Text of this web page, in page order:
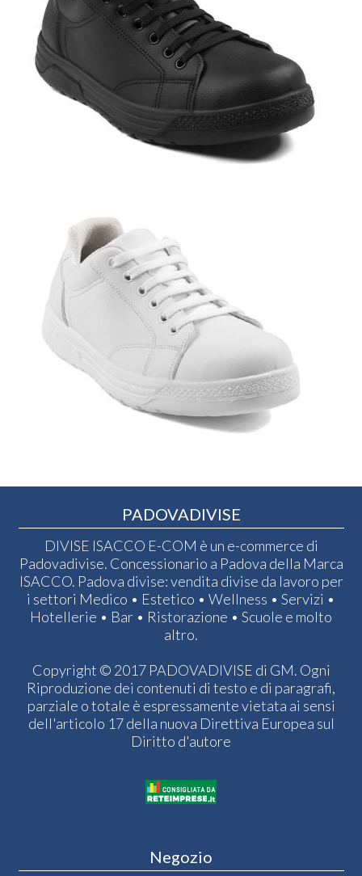
PADOVADIVISE
DIVISE ISACCO E-COM è un e-commerce di
Padovadivise. Concessionario a Padova della Marca
ISACCO. Padova divise: vendita divise da lavoro per
i settori Medico • Estetico • Wellness • Servizi •
Hotellerie • Bar • Ristorazione • Scuole e molto
altro.
Copyright © 2017 PADOVADIVISE di GM. Ogni
Riproduzione dei contenuti di testo e di paragrafi,
parziale o totale è espressamente vietata ai sensi
dell'articolo 17 della nuova Direttiva Europea sul
Diritto d'autore
Negozio